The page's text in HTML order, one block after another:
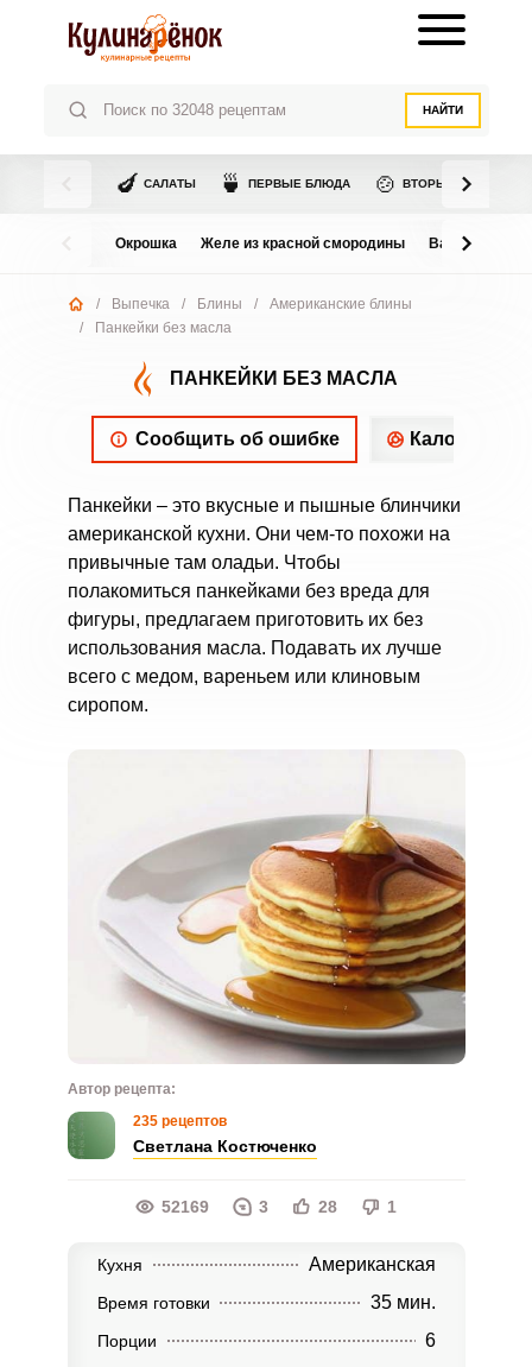
НАЙТИ
🍆 САЛАТЫ 🍵 ПЕРВЫЕ БЛЮДА 🍲 ВТОРЫЕ БЛЮДА
Окрошка Желе из красной смородины Варенье из
/ Выпечка / Блины /
Американские блины
/
Панкейки без масла
ПАНКЕЙКИ БЕЗ МАСЛА
Сообщить об ошибке
Панкейки – это вкусные и пышные блинчики
американской кухни. Они чем-то похожи на
привычные там оладьи. Чтобы
полакомиться панкейками без вреда для
фигуры, предлагаем приготовить их без
использования масла. Подавать их лучше
всего с медом, вареньем или клиновым
сиропом.
Автор рецепта:
235 рецептов
Светлана Костюченко
52169 3 28 1
Кухня Американская
Время готовки 35 мин.
Порции 6